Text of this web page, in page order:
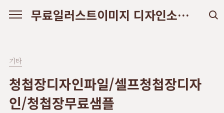
무료일러스트이미지 디자인소스 다운로드
기타
청첩장디자인파일/셀프청첩장디자
인/청첩장무료샘플